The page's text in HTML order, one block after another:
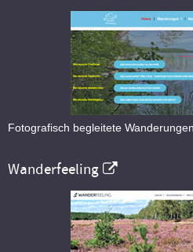
Fotografisch begleitete
Wanderfeeling